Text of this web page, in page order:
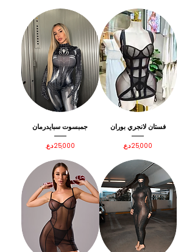
فستان لانجري بوران
السعر
جمبسوت سبايدرمان
السعر